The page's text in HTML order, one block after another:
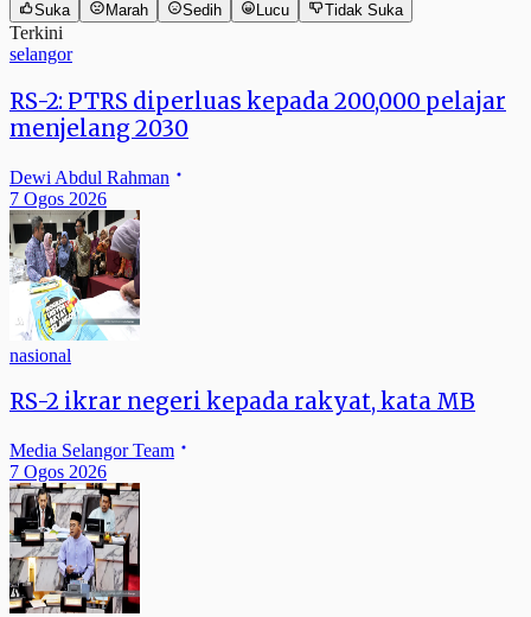
Suka Marah Sedih Lucu Tidak Suka
Terkini
selangor
RS-2: PTRS diperluas kepada 200,000 pelajar
menjelang 2030
Dewi Abdul Rahman
7 Ogos 2026
nasional
RS-2 ikrar negeri kepada rakyat, kata MB
Media Selangor Team
7 Ogos 2026